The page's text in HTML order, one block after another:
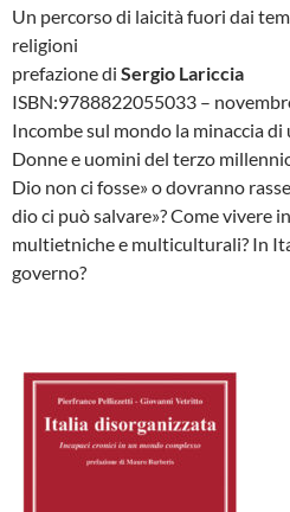
Un percorso di laicità fuori dai
religioni
prefazione di Sergio Lariccia
ISBN:9788822055033 –
Incombe sul mondo la minaccia
Donne e uomini del terzo
Dio non ci fosse» o dovranno
dio ci può salvare»? Come vivere
multietniche e multiculturali? In
governo?